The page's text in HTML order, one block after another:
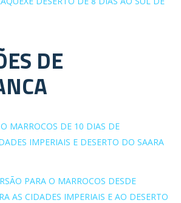
DE
MARROCOS DE 10 DIAS DE
IMPERIAIS E DESERTO DO SAARA
PARA O MARROCOS DESDE
AS CIDADES IMPERIAIS E AO DESERTO